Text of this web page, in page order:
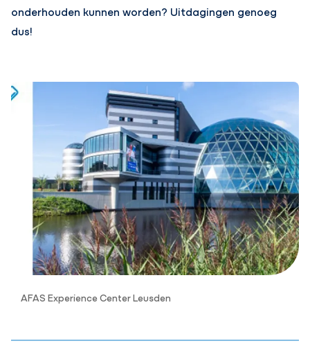
onderhouden kunnen worden? Uitdagingen genoeg
dus!
AFAS Experience Center Leusden